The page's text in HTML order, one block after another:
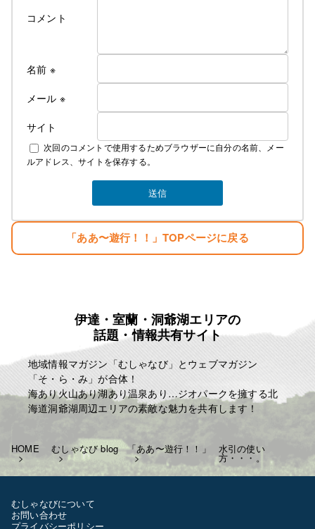
２００７年１２月１０日
麗人Love Earthに名前を変える。
そして新しい基地を構える。
みなさんのご指示で立派な基地がオープンしまし
生まれただけでぼろ儲け・・。
目標
麗人ＨＰ
http://reijin.website/
コメント
名前 ※
メール ※
サイト
次回のコメントで使用するためブラウザーに自分の名前、メー
ルアドレス、サイトを保存する。
「ああ〜遊行！！」TOPページに戻る
伊達・室蘭・洞爺湖エリアの
話題・情報共有サイト
地域情報マガジン「むしゃなび」とウェブマガジン
「そ・ら・み」が合体！
海あり火山あり湖あり温泉あり…ジオパークを擁する北
海道洞爺湖周辺エリアの素敵な魅力を共有します！
HOME むしゃなび blog 「ああ〜遊行！！」 水引の使い
方・・・。
むしゃなびについて
お問い合わせ
プライバシーポリシー